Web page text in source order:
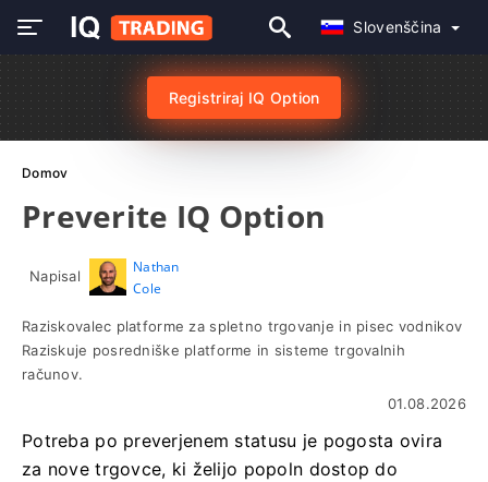
Slovenščina
Registriraj IQ Option
Domov
Preverite IQ Option
Napisal
Nathan
Cole
Raziskovalec platforme za spletno trgovanje in pisec vodnikov
Raziskuje posredniške platforme in sisteme trgovalnih
računov.
01.08.2026
Potreba po preverjenem statusu je pogosta ovira
za nove trgovce, ki želijo popoln dostop do